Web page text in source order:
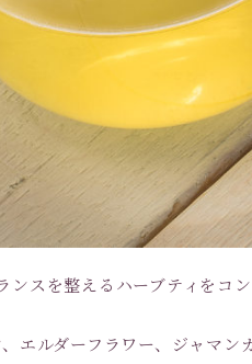
スを整えるハーブティをコ
エルダーフラワー、ジャマン